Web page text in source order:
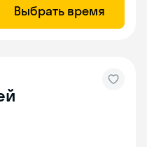
Выбрать время